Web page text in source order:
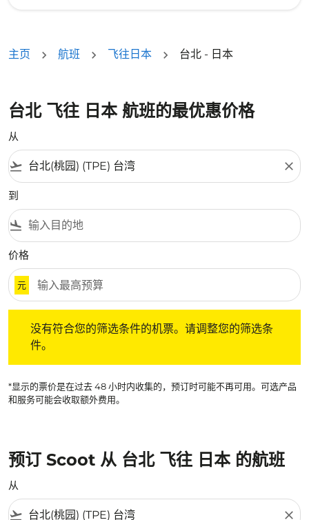
主页 航班 飞往日本 台北 - 日本
台北 飞往 日本 航班的最优惠价格
从
flight_takeoff close
到
flight_land
价格
元
没有符合您的筛选条件的机票。请调整您的筛选条
件。
*显示的票价是在过去 48 小时内收集的，预订时可能不再可用。可选产品
和服务可能会收取额外费用。
预订 Scoot 从 台北 飞往 日本 的航班
从
flight_takeoff close